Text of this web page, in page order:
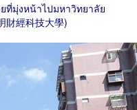
ที่มุ่งหน้าไปมหาวิทยาลัย
經科技大學)